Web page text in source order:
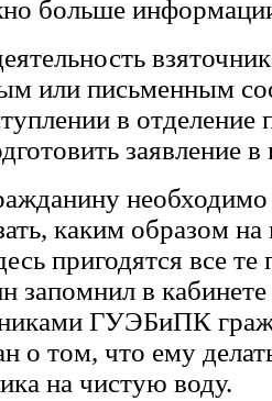
больше
или письменным
в отделение
заявление в
необходимо
каким образом
пригодятся все
запомнил в
ГУЭБиПК
о том, что ему
на чистую воду.